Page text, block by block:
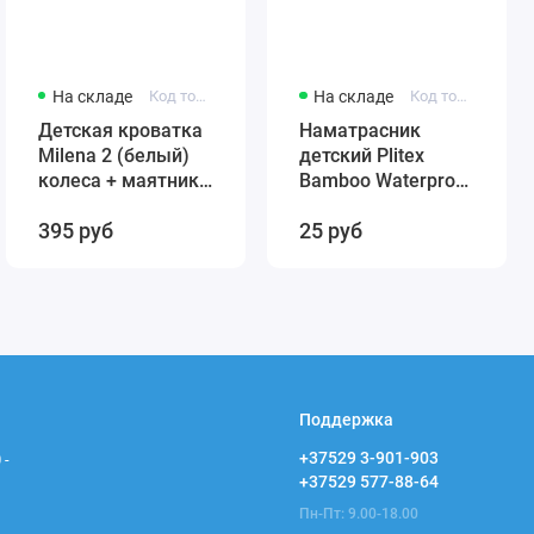
На складе Код товара: 431384246-12321
Детская кроватка
Milena 2 (белый)
колеса + маятник
быстросъемная
395 руб
На складе Код товара: 4811599005859
Наматрасник
детский Plitex
Bamboo Waterproof
арт. НН-02.1
25 руб
-
Поддержка
+37529 3-901-903
+37529 577-88-64
Пн-Пт: 9.00-18.00